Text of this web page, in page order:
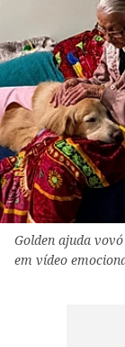
Golden ajuda
em vídeo